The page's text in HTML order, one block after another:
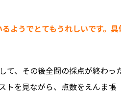
ようでとてもうれしいです。
、その後全問の採点が終わっ
を見ながら、点数をえんま帳